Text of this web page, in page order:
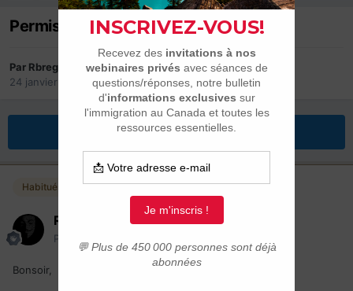
Permis d'étude ou visa visiteur ?
Par Rbreg
24 janvier 2022
dansAutres provinces
Répondre à ce sujet
Habitués
Rbreg
Posté(e)
Bonsoir,